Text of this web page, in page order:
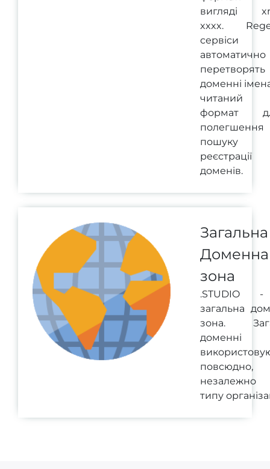
вигляді
xxxx.
сервіси
автоматично
перетворять
доменні
читаний
формат
полегшення
пошуку
реєстрації
доменів.
Загальна
Доменна
зона
.STUDIO
загальна
зона.
доменні
повсюдно,
типу